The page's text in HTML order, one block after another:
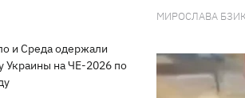
и Среда одержали
Украины на ЧЕ-2026 по
МИРОСЛАВА